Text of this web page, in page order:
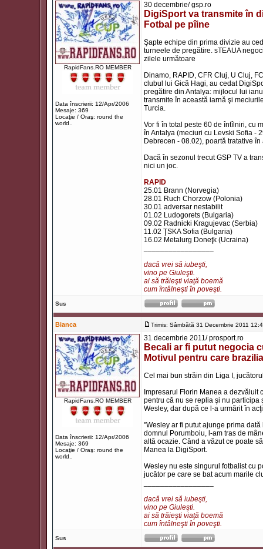
RapidFans.RO MEMBER
Data înscrierii: 12/Apr/2006
Mesaje: 369
Locaţie / Oraş: round the
world..
30 decembrie/ gsp.ro
DigiSport va transmite în
Fotbal pe pîine
Şapte echipe din prima divizie au
turneele de pregătire. sTEAUA
zilele următoare
Dinamo, RAPID, CFR Cluj, U Cluj,
clubul lui Gică Hagi, au cedat
pregătire din Antalya: mijlocul lui
transmite în această iarnă şi
Turcia.
Vor fi în total peste 60 de întîlniri, cu
în Antalya (meciuri cu Levski Sofia -
Debrecen - 08.02), poartă tratative
Dacă în sezonul trecut GSP TV a
nici un joc.
RAPID
25.01 Brann (Norvegia)
28.01 Ruch Chorzow (Polonia)
30.01 adversar nestabilit
01.02 Ludogorets (Bulgaria)
09.02 Radnicki Kragujevac (Serbia)
11.02 ŢSKA Sofia (Bulgaria)
16.02 Metalurg Doneţk (Ucraina)
dacă vrei să iubeşti,
vino pe Giuleşti.
ai să trăieşti viaţă boemă
cum întâlneşti în poveşti.
Sus
Bianca Trimis: Sâmbătă 31 Decembrie 2011
RapidFans.RO MEMBER
Data înscrierii: 12/Apr/2006
Mesaje: 369
Locaţie / Oraş: round the
world..
31 decembrie 2011/ prosport.ro
Becali ar fi putut negocia
Motivul pentru care
Cel mai bun străin din Liga I,
Impresarul Florin Manea a dezvăluit
pentru că nu se replia şi nu participa
Wesley, dar după ce l-a urmărit în
"Wesley ar fi putut ajunge prima
domnul Porumboiu, l-am tras de
altă ocazie. Când a văzut ce poate
Manea la DigiSport.
Wesley nu este singurul fotbalist cu
jucător pe care se bat acum marile
dacă vrei să iubeşti,
vino pe Giuleşti.
ai să trăieşti viaţă boemă
cum întâlneşti în poveşti.
Sus